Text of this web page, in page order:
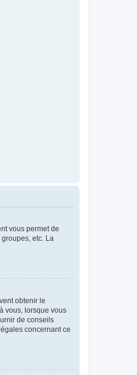
vous permet de
etc. La
obtenir le
vous, lorsque vous
de conseils
concernant ce